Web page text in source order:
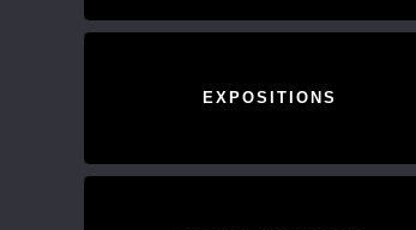
EXPOSITIONS